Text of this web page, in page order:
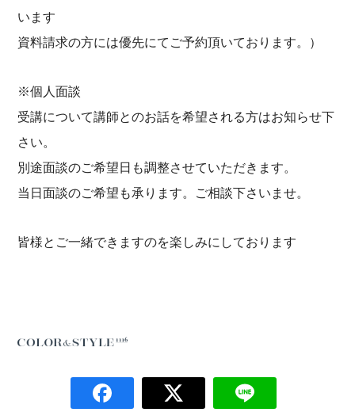
います
資料請求の方には優先にてご予約頂いております。）
※個人面談
受講について講師とのお話を希望される方はお知らせ下
さい。
別途面談のご希望日も調整させていただきます。
当日面談のご希望も承ります。ご相談下さいませ。
皆様とご一緒できますのを楽しみにしております